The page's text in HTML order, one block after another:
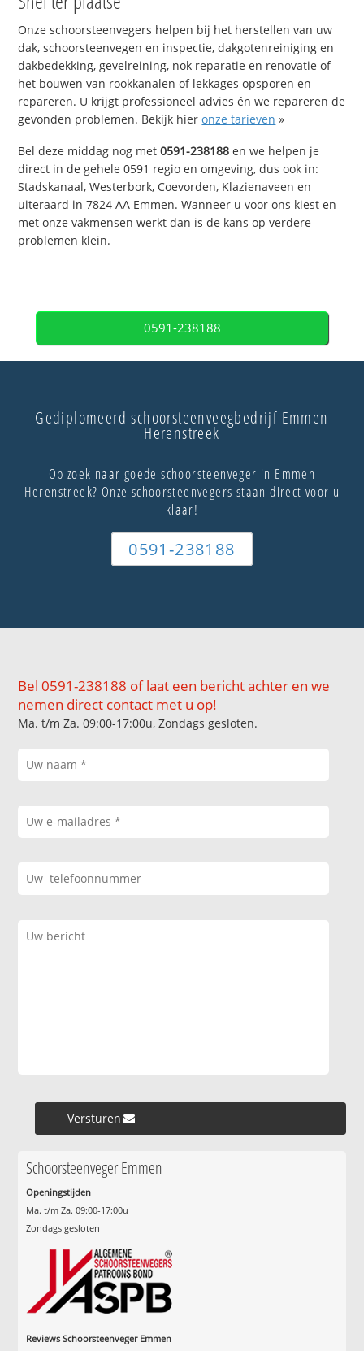
Onze schoorsteenvegers helpen bij het herstellen van uw
dak, schoorsteenvegen en inspectie, dakgotenreiniging en
dakbedekking, gevelreining, nok reparatie en renovatie of
het bouwen van rookkanalen of lekkages opsporen en
repareren. U krijgt professioneel advies én we repareren de
gevonden problemen. Bekijk hieronze tarieven »
Bel deze middag nog met0591-238188 en we helpen je
direct in de gehele 0591 regio en omgeving, dus ook in:
Stadskanaal, Westerbork, Coevorden, Klazienaveen en
uiteraard in 7824 AA Emmen. Wanneer u voor ons kiest en
met onze vakmensen werkt dan is de kans op verdere
problemen klein.
0591-238188
Gediplomeerd schoorsteenveegbedrijf Emmen
Herenstreek
Op zoek naar goede schoorsteenveger in Emmen
Herenstreek? Onze schoorsteenvegers staan direct voor u
klaar!
0591-238188
Bel 0591-238188 of laat een bericht achter en we
nemen direct contact met u op!
Ma. t/m Za. 09:00-17:00u, Zondags gesloten.
Versturen »
Schoorsteenveger Emmen
Openingstijden
Ma. t/m Za. 09:00-17:00u
Zondags gesloten
Reviews Schoorsteenveger Emmen